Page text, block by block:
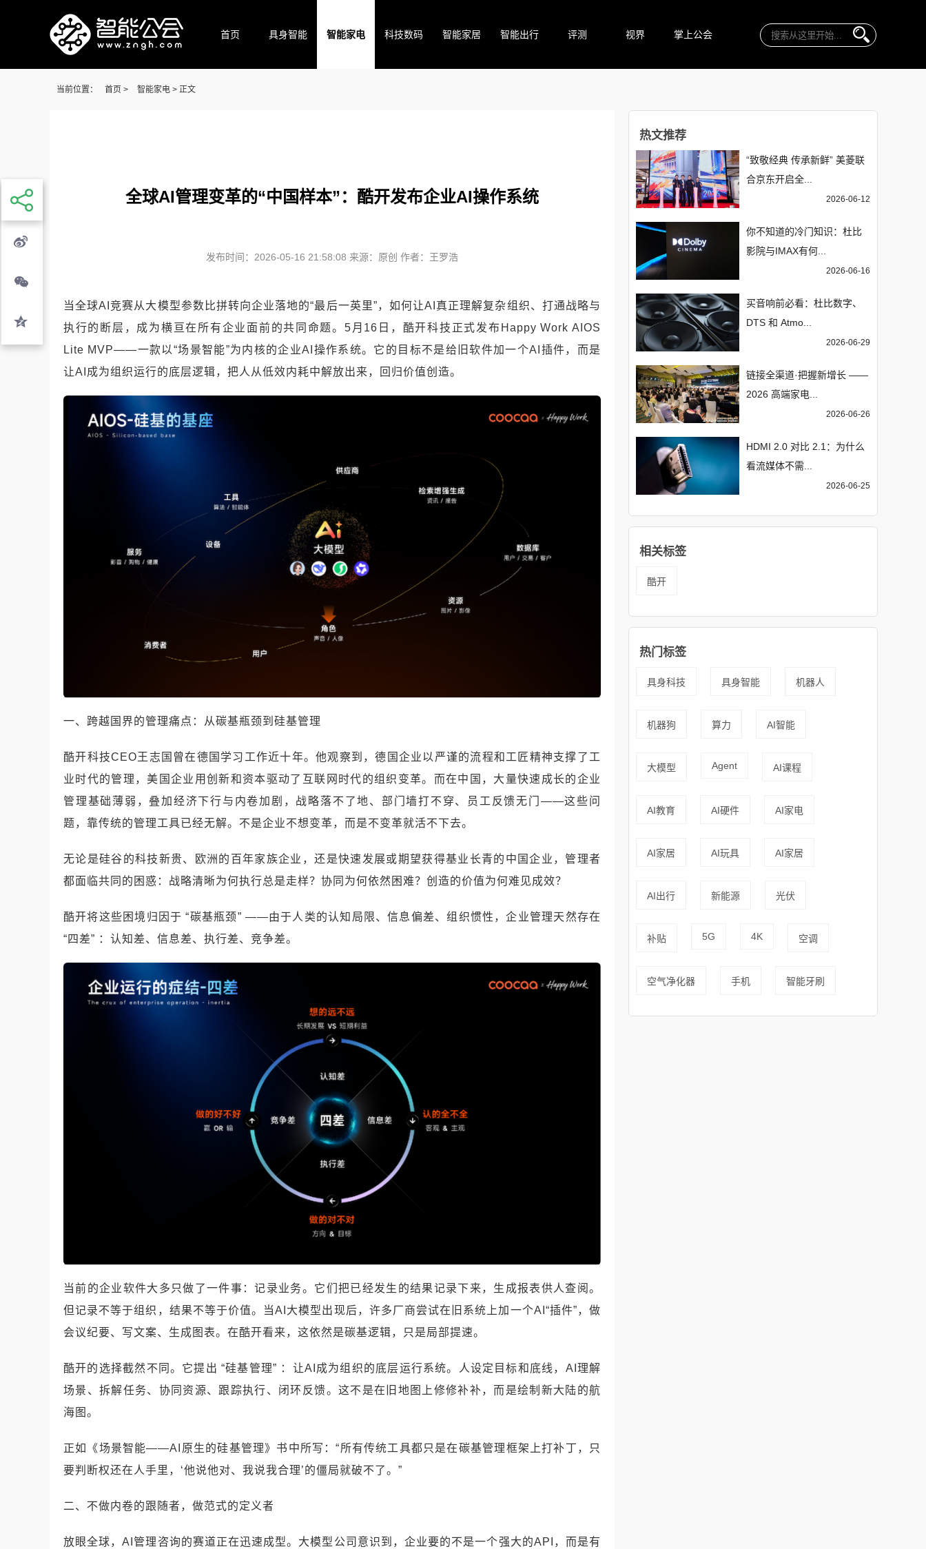
首页 具身智能 智能家电 科技数码 智能家居 智能出行 评测 视界 掌上公会
当前位置： 首页 > 智能家电 > 正文
全球AI管理变革的“中国样本”：酷开发布企业AI操作系统
发布时间：2026-05-16 21:58:08 来源：原创 作者：王罗浩
当全球AI竞赛从大模型参数比拼转向企业落地的“最后一英里”，如何让AI真正理解复杂组织、打通战略与
执行的断层，成为横亘在所有企业面前的共同命题。5月16日，酷开科技正式发布Happy Work AIOS
Lite MVP——一款以“场景智能”为内核的企业AI操作系统。它的目标不是给旧软件加一个AI插件，而是
让AI成为组织运行的底层逻辑，把人从低效内耗中解放出来，回归价值创造。
一、跨越国界的管理痛点：从碳基瓶颈到硅基管理
酷开科技CEO王志国曾在德国学习工作近十年。他观察到，德国企业以严谨的流程和工匠精神支撑了工
业时代的管理，美国企业用创新和资本驱动了互联网时代的组织变革。而在中国，大量快速成长的企业
管理基础薄弱，叠加经济下行与内卷加剧，战略落不了地、部门墙打不穿、员工反馈无门——这些问
题，靠传统的管理工具已经无解。不是企业不想变革，而是不变革就活不下去。
无论是硅谷的科技新贵、欧洲的百年家族企业，还是快速发展或期望获得基业长青的中国企业，管理者
都面临共同的困惑：战略清晰为何执行总是走样？协同为何依然困难？创造的价值为何难见成效？
酷开将这些困境归因于 “碳基瓶颈” ——由于人类的认知局限、信息偏差、组织惯性，企业管理天然存在
“四差” ：认知差、信息差、执行差、竞争差。
当前的企业软件大多只做了一件事：记录业务。它们把已经发生的结果记录下来，生成报表供人查阅。
但记录不等于组织，结果不等于价值。当AI大模型出现后，许多厂商尝试在旧系统上加一个AI“插件”，做
会议纪要、写文案、生成图表。在酷开看来，这依然是碳基逻辑，只是局部提速。
酷开的选择截然不同。它提出 “硅基管理” ：让AI成为组织的底层运行系统。人设定目标和底线，AI理解
场景、拆解任务、协同资源、跟踪执行、闭环反馈。这不是在旧地图上修修补补，而是绘制新大陆的航
海图。
正如《场景智能——AI原生的硅基管理》书中所写：“所有传统工具都只是在碳基管理框架上打补丁，只
要判断权还在人手里，‘他说他对、我说我合理’的僵局就破不了。”
二、不做内卷的跟随者，做范式的定义者
放眼全球，AI管理咨询的赛道正在迅速成型。大模型公司意识到，企业要的不是一个强大的API，而是有
热文推荐
“致敬经典 传承新鲜” 美菱联
合京东开启全...
2026-06-12
你不知道的冷门知识：杜比
影院与IMAX有何...
2026-06-16
买音响前必看：杜比数字、
DTS 和 Atmo...
2026-06-29
链接全渠道·把握新增长 ——
2026 高端家电...
2026-06-26
HDMI 2.0 对比 2.1：为什么
看流媒体不需...
2026-06-25
相关标签
酷开
热门标签
具身科技 具身智能 机器人
机器狗 算力 AI智能
大模型 Agent AI课程
AI教育 AI硬件 AI家电
AI家居 AI玩具 AI家居
AI出行 新能源 光伏
补贴 5G 4K 空调
空气净化器 手机 智能牙刷